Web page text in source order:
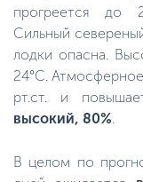
прогреется до
Сильный
лодки опасна.
24°C.
рт.ст. и
высокий, 80%.
В целом по